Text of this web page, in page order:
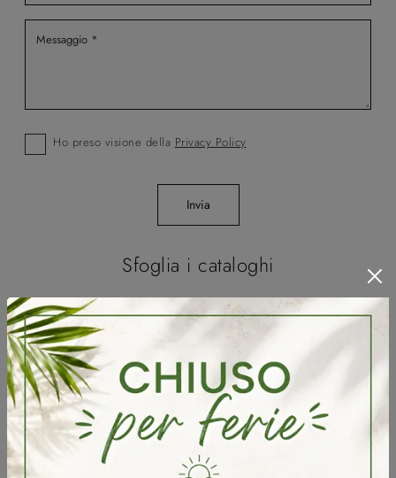
Sfoglia i cataloghi
Ho preso visione della Privacy Policy
Invia